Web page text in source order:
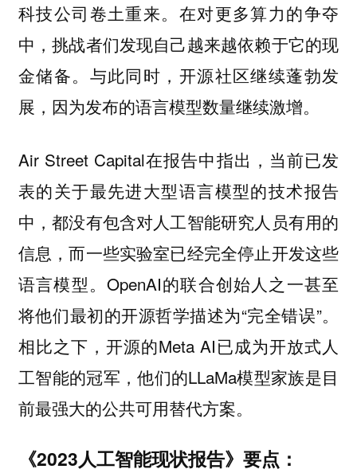
科技公司卷土重来。在对更多算力的争夺
中，挑战者们发现自己越来越依赖于它的现
金储备。与此同时，开源社区继续蓬勃发
展，因为发布的语言模型数量继续激增。
Air Street Capital在报告中指出，当前已发
表的关于最先进大型语言模型的技术报告
中，都没有包含对人工智能研究人员有用的
信息，而一些实验室已经完全停止开发这些
语言模型。OpenAI的联合创始人之一甚至
将他们最初的开源哲学描述为“完全错误”。
相比之下，开源的Meta AI已成为开放式人
工智能的冠军，他们的LLaMa模型家族是目
前最强大的公共可用替代方案。
《2023人工智能现状报告》要点：